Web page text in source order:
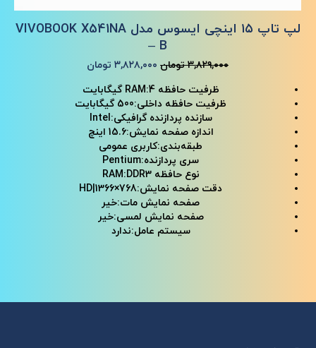
لپ تاپ ۱۵ اینچی ایسوس مدل VIVOBOOK X541NA
– B
۳,۸۲۹,۰۰۰ تومان قیمت
۳,۸۲۹,۰۰۰ تومان
بود.
۳,۸۲۸,۰۰۰ تومان
است.
ظرفیت حافظه RAM:4 گیگابایت
ظرفیت حافظه داخلی:500 گیگابایت
سازنده پردازنده گرافیکی:Intel
اندازه صفحه نمایش:15.6 اینچ
طبقه‌بندی:کاربری عمومی
سری پردازنده:Pentium
نوع حافظه RAM:DDR3
دقت صفحه نمایش:HD|1366×768
صفحه نمایش مات:خیر
صفحه نمایش لمسی:خیر
سیستم عامل:ندارد